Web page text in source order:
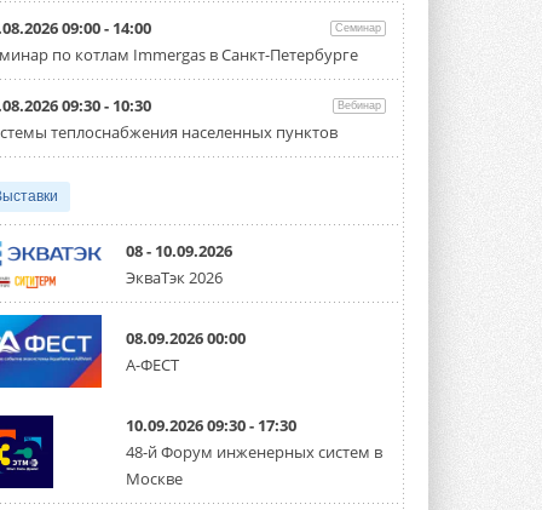
«Датарк» испытал модульный
ЦОД с плотностью 54 кВт на
стойку
Испытания прошли на собственной
производственной площадке и были ...
3 АВГУСТА 2026
систему DVM на R32
Линейка включает семь типоразмеров
производительностью от 22,4 до 56 кВт.
Суммарная длина трубопроводов ...
3 АВГУСТА 2026
«СиСофт Девелопмент» подвел
итоги конкурса студенческих
стартует уже в сентябре 2026 года ...
3 АВГУСТА 2026
«Русклимат» укрепляет
09:00 - 14:00 Семинар
по котлам Immergas в Санкт-Петербурге
09:30 - 10:30 Вебинар
теплоснабжения населенных пунктов
08 - 10.09.2026
ЭкваТэк 2026
08.09.2026 00:00
А-ФЕСТ
10.09.2026 09:30 - 17:30
48-й Форум инженерных систем в
Москве